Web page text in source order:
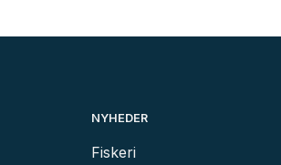
NYHEDER
Fiskeri